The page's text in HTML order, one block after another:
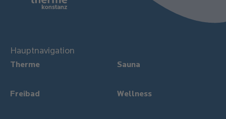
Hauptnavigation
Therme Sauna
Freibad Wellness